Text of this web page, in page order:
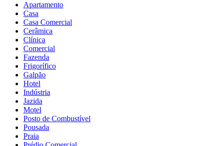
Apartamento
Casa
Casa Comercial
Cerâmica
Clínica
Comercial
Fazenda
Frigorífico
Galpão
Hotel
Indústria
Jazida
Motel
Posto de Combustível
Pousada
Praia